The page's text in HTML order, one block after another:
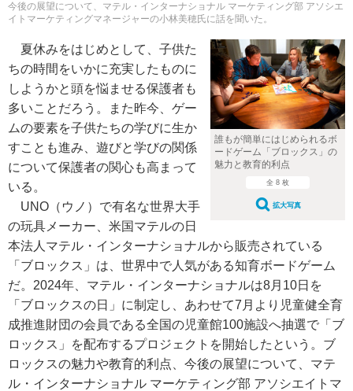
今後の展望について、マテル・インターナショナル マーケティング部 アソシエ
イトマーケティングマネージャーの小林美穂氏に話を聞いた。
誰もが簡単にはじめられるボ
ードゲーム「ブロックス」の
魅力と教育的利点
全 8 枚
拡大写真
夏休みをはじめとして、子供た
ちの時間をいかに充実したものに
しようかと頭を悩ませる保護者も
多いことだろう。また昨今、ゲー
ムの要素を子供たちの学びに生か
すことも進み、遊びと学びの関係
について保護者の関心も高まって
いる。
UNO（ウノ）で有名な世界大手
の玩具メーカー、米国マテルの日
本法人マテル・インターナショナルから販売されている
「ブロックス」は、世界中で人気がある知育ボードゲーム
だ。2024年、マテル・インターナショナルは8月10日を
「ブロックスの日」に制定し、あわせて7月より児童健全育
成推進財団の会員である全国の児童館100施設へ抽選で「ブ
ロックス」を配布するプロジェクトを開始したという。ブ
ロックスの魅力や教育的利点、今後の展望について、マテ
ル・インターナショナル マーケティング部 アソシエイトマ